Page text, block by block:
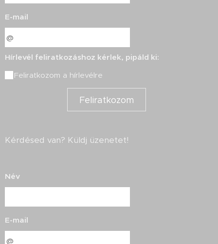
E-mail
Hírlevél feliratkozáshoz kérlek, pipáld ki:
Feliratkozom a hírlevélre
Feliratkozom
Kérdésed van? Küldj üzenetet!
Név
E-mail